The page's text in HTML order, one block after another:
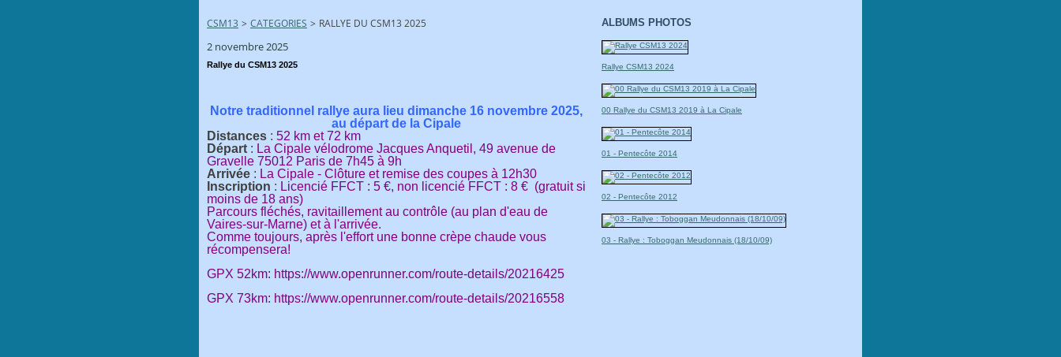
CSM13 > CATEGORIES > RALLYE DU CSM13 2025
2 novembre 2025
Rallye du CSM13 2025
Notre traditionnel rallye aura lieu dimanche 16 novembre 2025,
au départ de la Cipale
Distances : 52 km et 72 km
Départ : La Cipale vélodrome Jacques Anquetil, 49 avenue de
Gravelle 75012 Paris de 7h45 à 9h
Arrivée : La Cipale - Clôture et remise des coupes à 12h30
Inscription : Licencié FFCT : 5 €, non licencié FFCT : 8 € (gratuit si
moins de 18 ans)
Parcours fléchés, ravitaillement au contrôle (au plan d'eau de
Vaires-sur-Marne) et à l'arrivée.
Comme toujours, après l'effort une bonne crèpe chaude vous
récompensera!
GPX 52km: https://www.openrunner.com/route-details/20216425
GPX 73km: https://www.openrunner.com/route-details/20216558
ALBUMS PHOTOS
Rallye CSM13 2024
00 Rallye du CSM13 2019 à La Cipale
01 - Pentecôte 2014
02 - Pentecôte 2012
03 - Rallye : Toboggan Meudonnais (18/10/09)